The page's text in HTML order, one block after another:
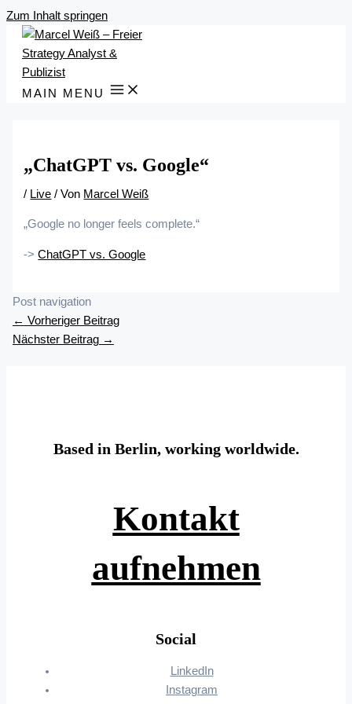
Zum Inhalt springen
MAIN MENU
„ChatGPT vs. Google“
/ Live / Von Marcel Weiß
„Google no longer feels complete.“
->ChatGPT vs. Google
Post navigation
← Vorheriger Beitrag
Nächster Beitrag →
Based in Berlin, working worldwide.
Kontakt
aufnehmen
Social
LinkedIn
Instagram